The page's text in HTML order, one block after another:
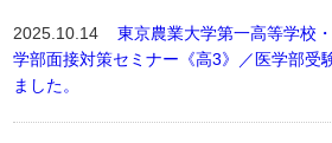
2025.10.14東京農業大学第一高等学校
学部面接対策セミナー《高3》／医学部受
ました。